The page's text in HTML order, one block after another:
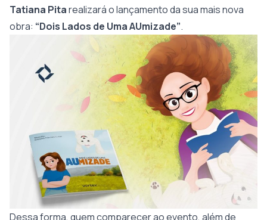
Tatiana Pitarealizará o lançamento da sua mais nova
obra: “Dois Lados de Uma AUmizade”.
Dessa forma, quem comparecer ao evento, além de